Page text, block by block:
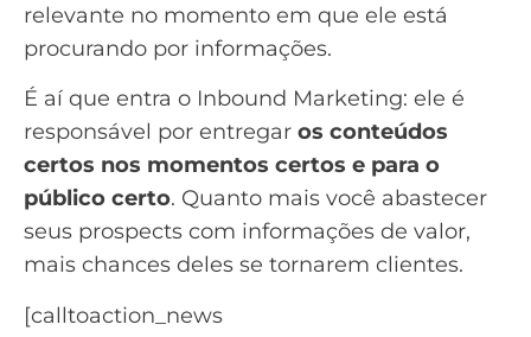
relevante no momento em que ele está
procurando por informações.
É aí que entra o Inbound Marketing: ele é
responsável por entregar os conteúdos
certos nos momentos certos e para o
público certo. Quanto mais você abastecer
seus prospects com informações de valor,
mais chances deles se tornarem clientes.
[calltoaction_news